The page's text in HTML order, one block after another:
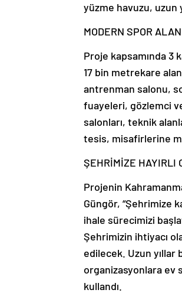
yüzme havuzu, uzun
MODERN SPOR
Proje kapsamında 3
17 bin metrekare
antrenman salonu,
fuayeleri, gözlemci
salonları, teknik
tesis, misafirlerine
ŞEHRİMİZE HAYIRLI
Projenin
Güngör, “Şehrimize
ihale sürecimizi
Şehrimizin ihtiyacı
edilecek. Uzun yıllar
organizasyonlara ev
kullandı.